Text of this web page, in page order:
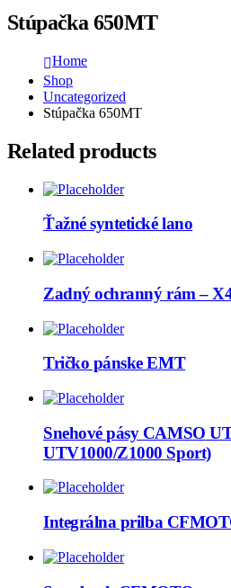
Stúpačka 650MT
Home
Shop
Uncategorized
Stúpačka 650MT
Related products
Ťažné syntetické lano
Zadný ochranný rám –
Tričko pánske EMT
Snehové pásy CAMSO
UTV1000/Z1000 Sport)
Integrálna prilba